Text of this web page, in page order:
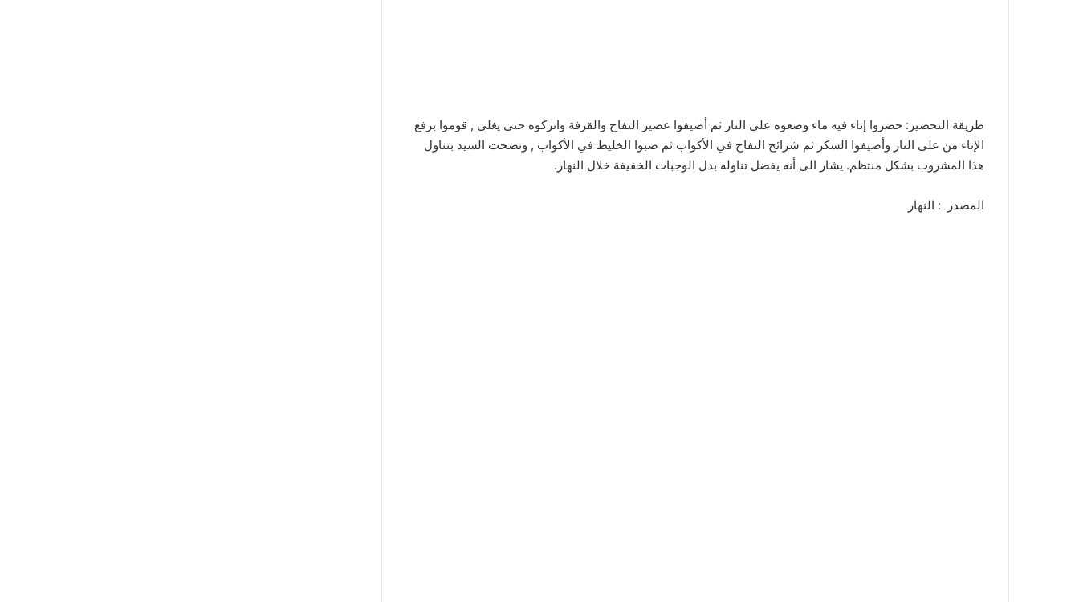
طريقة التحضير: حضروا إناء فيه ماء وضعوه على النار ثم أضيفوا عصير التفاح والقرفة واتركوه حتى يغلي , قوموا برفع
الإناء من على النار وأضيفوا السكر ثم شرائح التفاح في الأكواب ثم صبوا الخليط في الأكواب , ونصحت السيد بتناول
هذا المشروب بشكل منتظم. يشار الى أنه يفضل تناوله بدل الوجبات الخفيفة خلال النهار.
المصدر : النهار